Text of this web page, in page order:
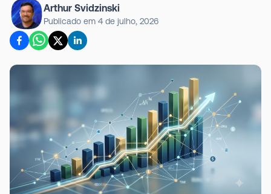
Arthur Svidzinski
Publicado em 4 de julho, 2026